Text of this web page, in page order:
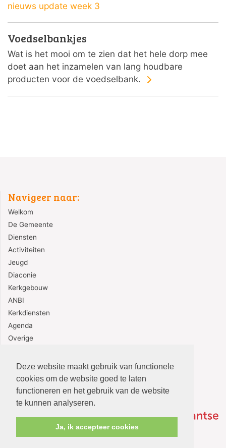
Deze website maakt gebruik van functionele
cookies om de website goed te laten
functioneren en het gebruik van de website
te kunnen analyseren.
Ja, ik accepteer cookies
nieuws update week 3
Voedselbankjes
Wat is het mooi om te zien dat het hele dorp mee
doet aan het inzamelen van lang houdbare
producten voor de voedselbank.
Navigeer naar:
Welkom
De Gemeente
Diensten
Activiteiten
Jeugd
Diaconie
Kerkgebouw
ANBI
Kerkdiensten
Agenda
Overige